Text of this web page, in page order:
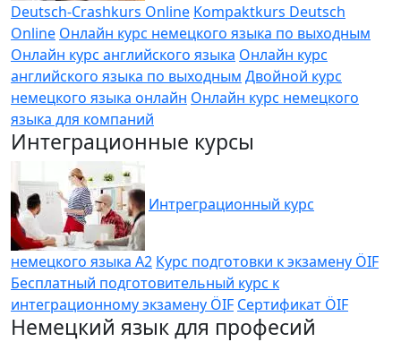
Deutsch-Crashkurs Online Kompaktkurs Deutsch
Online Онлайн курс немецкого языка по выходным
Онлайн курс английского языка Онлайн курс
английского языка по выходным Двойной курс
немецкого языка онлайн Онлайн курс немецкого
языка для компаний
Интеграционные курсы
Интреграционный курс
немецкого языка A2 Курс подготовки к экзамену ÖIF
Бесплатный подготовительный курс к
интеграционному экзамену ÖIF Сертификат ÖIF
Немецкий язык для професий